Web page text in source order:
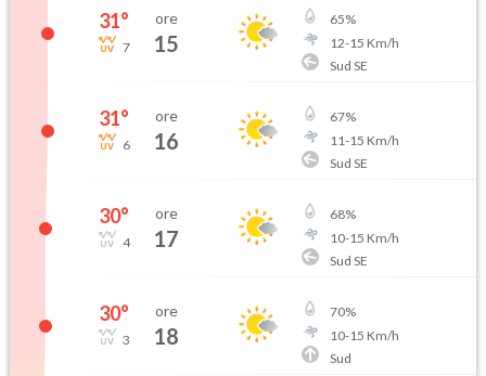
31°
7
ore
15
65%
12-15 Km/h
Sud SE
31°
6
ore
16
67%
11-15 Km/h
Sud SE
30°
4
ore
17
68%
10-15 Km/h
Sud SE
30°
3
ore
18
70%
10-15 Km/h
Sud